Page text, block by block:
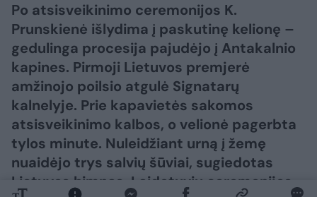
Po atsisveikinimo ceremonijos K.
Prunskienė išlydima į paskutinę kelionę –
gedulinga procesija pajudėjo į Antakalnio
kapines. Pirmoji Lietuvos premjerė
amžinojo poilsio atgulė Signatarų
kalnelyje. Prie kapavietės sakomos
atsisveikinimo kalbos, o velionė pagerbta
tylos minute. Nuleidžiant urną į žemę
nuaidėjo trys salvių šūviai, sugiedotas
Lietuvos himnas. Laidotuvių ceremonijos